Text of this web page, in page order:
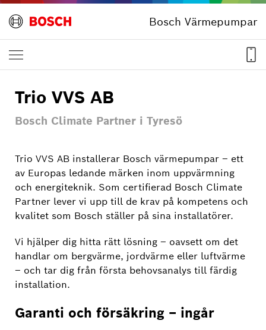
Bosch Värmepumpar
Trio VVS AB
Bosch Climate Partner i Tyresö
Trio VVS AB installerar Bosch värmepumpar – ett
av Europas ledande märken inom uppvärmning
och energiteknik. Som certifierad Bosch Climate
Partner lever vi upp till de krav på kompetens och
kvalitet som Bosch ställer på sina installatörer.
Vi hjälper dig hitta rätt lösning – oavsett om det
handlar om bergvärme, jordvärme eller luftvärme
– och tar dig från första behovsanalys till färdig
installation.
Garanti och försäkring – ingår